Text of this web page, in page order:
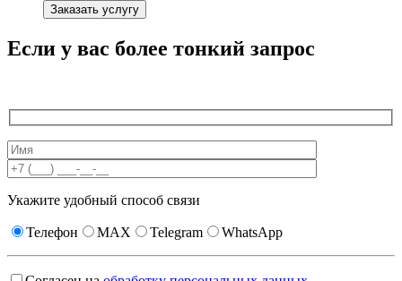
Заказать услугу
Если у вас более тонкий запрос
Укажите удобный способ связи
Телефон MAX Telegram WhatsApp